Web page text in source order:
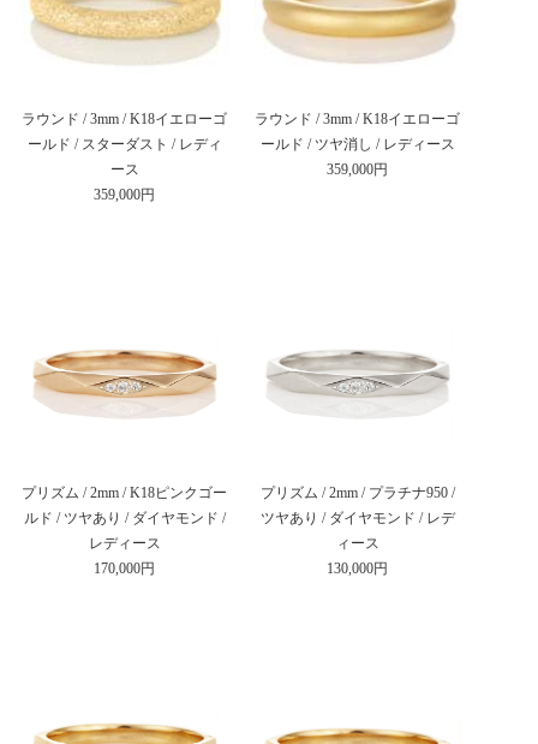
ラウンド / 3mm / K18イエローゴ
ールド / スターダスト / レディ
ース
359,000円
ラウンド / 3mm / K18イエローゴ
ールド / ツヤ消し / レディース
359,000円
プリズム / 2mm / K18ピンクゴー
ルド / ツヤあり / ダイヤモンド /
レディース
170,000円
プリズム / 2mm / プラチナ950 /
ツヤあり / ダイヤモンド / レデ
ィース
130,000円